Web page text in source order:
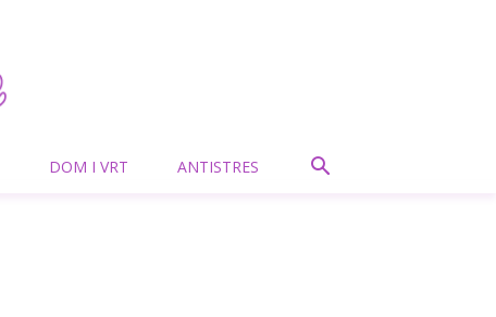
DOM I VRT ANTISTRES